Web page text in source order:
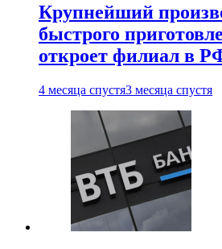
Крупнейший
быстрого
откроет филиал в
4 месяца спустя3 месяца спустя